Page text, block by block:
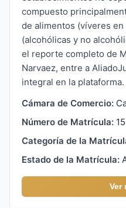
compuesto
de alimentos (víveres
(alcohólicas y no
el reporte completo de
Narvaez, entre a
integral en la plataforma.
Cámara de Comercio:
Número de Matrícula:
Categoría de la
Estado de la Matrícula:
Ver